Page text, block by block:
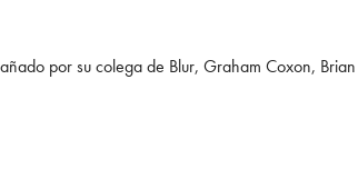
por su colega de Blur, Graham Coxon,